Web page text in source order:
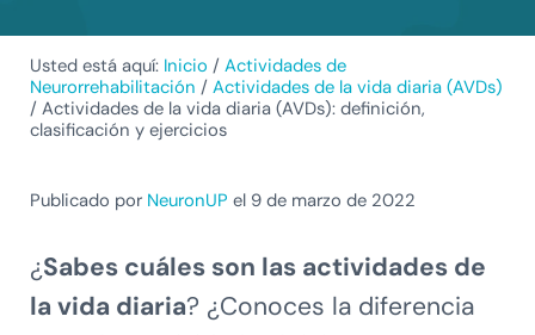
Usted está aquí: Inicio / Actividades de
Neurorrehabilitación / Actividades de la vida diaria (AVDs)
/ Actividades de la vida diaria (AVDs): definición,
clasificación y ejercicios
Publicado por NeuronUP el 9 de marzo de 2022
¿Sabes cuáles son las actividades de
la vida diaria? ¿Conoces la diferencia